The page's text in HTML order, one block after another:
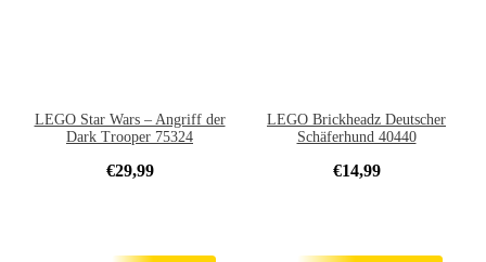
LEGO Star Wars – Angriff der
Dark Trooper 75324
€29,99
LEGO Brickheadz Deutscher
Schäferhund 40440
€14,99